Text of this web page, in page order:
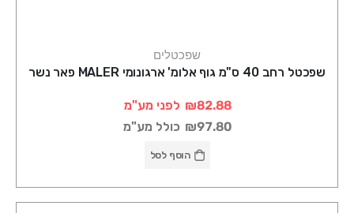
שפכטלים
שפכטל רחב 40 ס"מ גוף אלומ' ארגונומי MALER פאר נשר
₪82.88 לפני מע"מ
₪97.80 כולל מע"מ
הוסף לסל